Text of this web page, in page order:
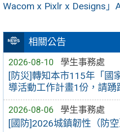
相關公告
2026-08-10 學生事務處
[防災]轉知本市115年「國
導活動工作計畫1份，請踴
2026-08-06 學生事務處
[國防]2026城鎮韌性（防空
Wacom x Pixlr x Designs」